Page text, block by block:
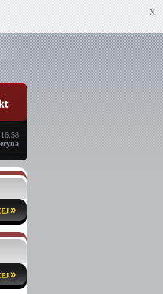
X